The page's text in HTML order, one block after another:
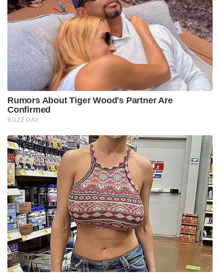
Rumors About Tiger Wood's Partner Are
Confirmed
BUZZ DAY